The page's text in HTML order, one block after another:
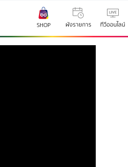
SHOP ผังรายการ ทีวีออนไลน์